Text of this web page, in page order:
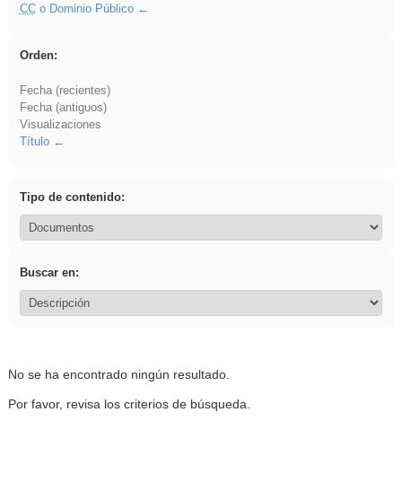
CCo Dominio Público
Orden:
Fecha (recientes)
Fecha (antiguos)
Visualizaciones
Título
Tipo de contenido:
Buscar en:
No se ha encontrado ningún resultado.
Por favor, revisa los criterios de búsqueda.